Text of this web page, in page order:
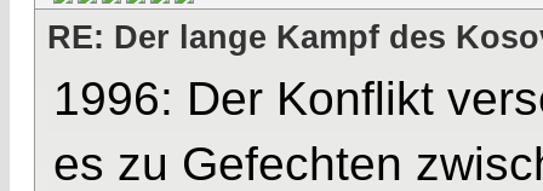
RE: Der lange Kampf des
1996: Der Konflikt
es zu Gefechten